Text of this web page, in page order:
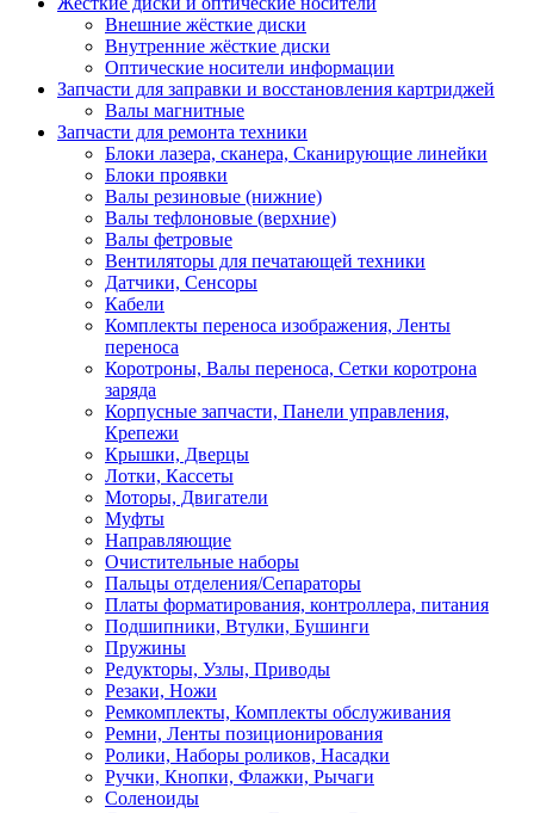
Внешние жёсткие диски
Внутренние жёсткие диски
Оптические носители информации
Запчасти для заправки и восстановления картриджей
Валы магнитные
Запчасти для ремонта техники
Блоки лазера, сканера, Сканирующие линейки
Блоки проявки
Валы резиновые (нижние)
Валы тефлоновые (верхние)
Валы фетровые
Вентиляторы для печатающей техники
Датчики, Сенсоры
Кабели
Комплекты переноса изображения, Ленты
переноса
Коротроны, Валы переноса, Сетки коротрона
заряда
Корпусные запчасти, Панели управления,
Крепежи
Крышки, Дверцы
Лотки, Кассеты
Моторы, Двигатели
Муфты
Направляющие
Очистительные наборы
Пальцы отделения/Сепараторы
Платы форматирования, контроллера, питания
Подшипники, Втулки, Бушинги
Пружины
Редукторы, Узлы, Приводы
Резаки, Ножи
Ремкомплекты, Комплекты обслуживания
Ремни, Ленты позиционирования
Ролики, Наборы роликов, Насадки
Ручки, Кнопки, Флажки, Рычаги
Соленоиды